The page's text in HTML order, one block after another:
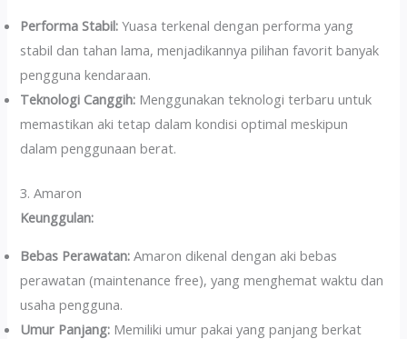
Performa Stabil: Yuasa terkenal dengan performa yang
stabil dan tahan lama, menjadikannya pilihan favorit banyak
pengguna kendaraan.
Teknologi Canggih: Menggunakan teknologi terbaru untuk
memastikan aki tetap dalam kondisi optimal meskipun
dalam penggunaan berat.
3. Amaron
Keunggulan:
Bebas Perawatan: Amaron dikenal dengan aki bebas
perawatan (maintenance free), yang menghemat waktu dan
usaha pengguna.
Umur Panjang: Memiliki umur pakai yang panjang berkat